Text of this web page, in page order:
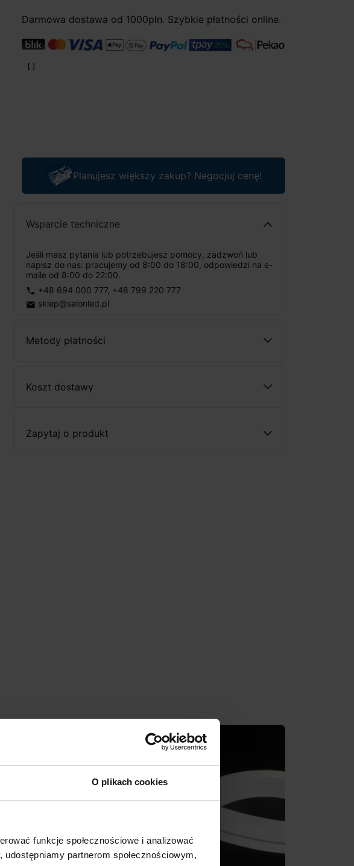
O plikach cookies
funkcje społecznościowe i analizować
partnerom społecznościowym,
Darmowa dostawa od 1000pln. Szybkie płatności online.
Planujesz większy zakup? Negocjuj cenę!
Wsparcie techniczne
Jeśli masz pytania lub potrzebujesz pomocy, zadzwoń lub
napisz do nas: pracujemy od 8:00 do 18:00, odpowiedzi na e-
maile od 8:00 do 22:00.
phone +48 694 000 777, +48 799 220 777
email sklep@salonled.pl
Metody płatności
Koszt dostawy
Zapytaj o produkt